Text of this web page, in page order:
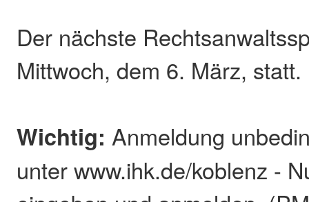
Der nächste
Mittwoch, dem 6. März, statt.
Wichtig:Anmeldung
unter www.ihk.de/koblenz -